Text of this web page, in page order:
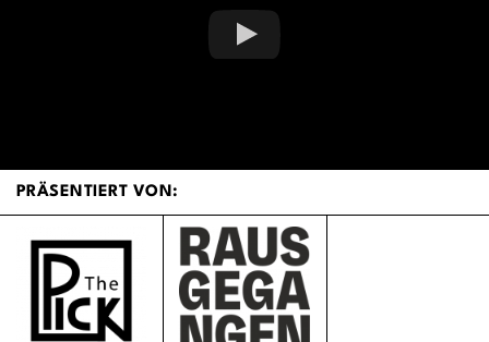
PRÄSENTIERT VON: